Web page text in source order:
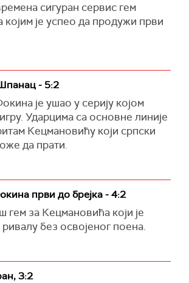
сигуран сервис гем
је успео да продужи први
- 5:2
је ушао у серију којом
Ударцима са основне линије
Кецмановићу који српски
да прати.
први до брејка - 4:2
гем за Кецмановића који је
без освојеног поена.
3:2